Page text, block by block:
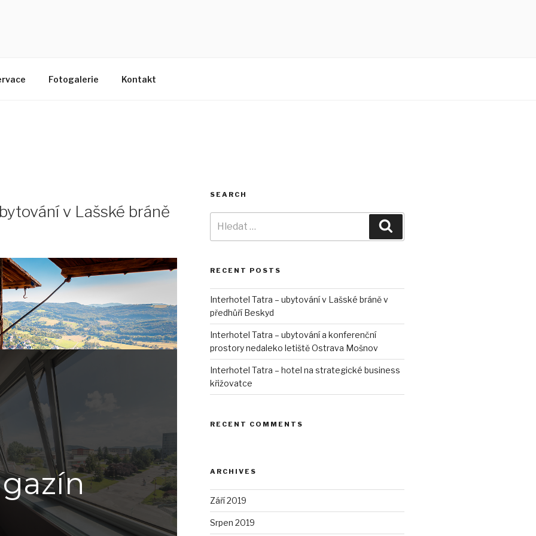
Fotogalerie Kontakt
v Lašské bráně
SEARCH
RECENT POSTS
Interhotel Tatra – ubytování v Lašské bráně v
předhůří Beskyd
Interhotel Tatra – ubytování a konferenční
prostory nedaleko letiště Ostrava Mošnov
Interhotel Tatra – hotel na strategické business
křižovatce
RECENT COMMENTS
ARCHIVES
Září 2019
Srpen 2019